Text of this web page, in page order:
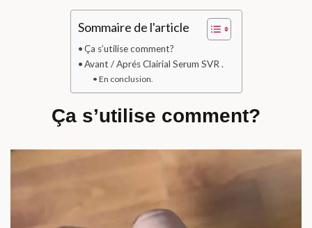
Sommaire de l'article
Ça s’utilise comment?
Avant / Aprés Clairial Serum SVR .
En conclusion.
Ça s’utilise comment?